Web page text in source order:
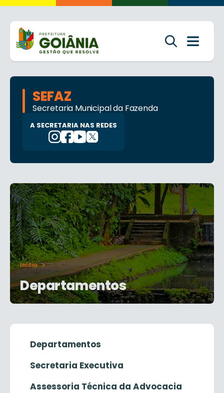
SEFAZ
Secretaria Municipal da Fazenda
A SECRETARIA NAS REDES
Início
Departamentos
Departamentos
Secretaria Executiva
Assessoria Técnica da Advocacia